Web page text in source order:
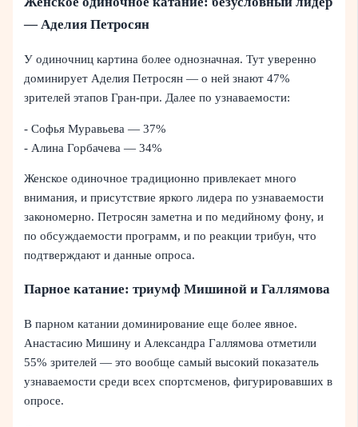
— Аделия Петросян
У одиночниц картина более однозначная. Тут уверенно
доминирует Аделия Петросян — о ней знают 47%
зрителей этапов Гран-при. Далее по узнаваемости:
- Софья Муравьева — 37%
- Алина Горбачева — 34%
Женское одиночное традиционно привлекает много
внимания, и присутствие яркого лидера по узнаваемости
закономерно. Петросян заметна и по медийному фону, и
по обсуждаемости программ, и по реакции трибун, что
подтверждают и данные опроса.
Парное катание: триумф Мишиной и Галлямова
В парном катании доминирование еще более явное.
Анастасию Мишину и Александра Галлямова отметили
55% зрителей — это вообще самый высокий показатель
узнаваемости среди всех спортсменов, фигурировавших в
опросе.